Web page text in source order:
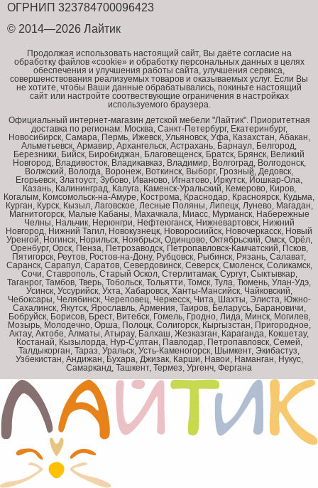
ОГРНИП 323784700096423
© 2014—2026 Лайтик
Продолжая использовать настоящий сайт, Вы даёте согласие на
обработку файлов «cookie» и обработку персональных данных в целях
обеспечения и улучшения работы сайта, улучшения сервиса,
совершенствования реализуемых товаров и оказываемых услуг. Если Вы
не хотите, чтобы Ваши данные обрабатывались, покиньте настоящий
сайт или настройте соотвествующие ограничения в настройках
используемого браузера.
Официальный интернет-магазин детской мебели "Лайтик". Приоритетная
доставка по регионам: Москва, Санкт-Петербург, Екатеринбург,
Новосибирск, Самара, Пермь, Ижевск, Ульяновск, Уфа, Казахстан, Абакан,
Альметьевск, Армавир, Архангельск, Астрахань, Барнаул, Белгород,
Березники, Бийск, Биробиджан, Благовещенск, Братск, Брянск, Великий
Новгород, Владивосток, Владикавказ, Владимир, Волгоград, Волгодонск,
Волжский, Вологда, Воронеж, Воткинск, Выборг, Грозный, Дедовск,
Егорьевск, Златоуст, Зубово, Иваново, Игнатово, Иркутск, Йошкар-Ола,
Казань, Калининград, Калуга, Каменск-Уральский, Кемерово, Киров,
Когалым, Комсомольск-на-Амуре, Кострома, Краснодар, Красноярск, Кудьма,
Курган, Курск, Кызыл, Лаговское, Лесные Поляны, Липецк, Лунево, Магадан,
Магнитогорск, Малые Кабаны, Махачкала, Миасс, Мурманск, Набережные
Челны, Нальчик, Нерюнгри, Нефтеюганск, Нижневартовск, Нижний
Новгород, Нижний Тагил, Новокузнецк, Новоросиийск, Новочеркасск, Новый
Уренгой, Ногинск, Норильск, Ноябрьск, Одинцово, Октябрьский, Омск, Орёл,
Оренбург, Орск, Пенза, Петрозаводск, Петропавловск-Камчатский, Псков,
Пятигорск, Реутов, Ростов-на-Дону, Рубцовск, Рыбинск, Рязань, Салават,
Саранск, Сарапул, Саратов, Севердовинск, Северск, Смоленск, Соликамск,
Сочи, Ставрополь, Старый Оскол, Стерлитамак, Сургут, Сыктывкар,
Таганрог, Тамбов, Тверь, Тобольск, Тольятти, Томск, Тула, Тюмень, Улан-Удэ,
Усинск, Уссурийск, Ухта, Хабаровск, Ханты-Мансийск, Чайковский,
Чебоксары, Челябинск, Череповец, Черкесск, Чита, Шахты, Элиста, Южно-
Сахалинск, Якутск, Ярославль, Армения, Таиров, Беларусь, Барановичи,
Бобруйск, Борисов, Брест, Витебск, Гомель, Гродно, Лида, Минск, Могилев,
Мозырь, Молодечно, Орша, Полоцк, Солигорск, Кыргызстан, Пригородное,
Актау, Актобе, Алматы, Атырау, Балхаш, Жезказган, Караганда, Кокшетау,
Костанай, Кызылорда, Нур-Султан, Павлодар, Петропавловск, Семей,
Талдыкорган, Тараз, Уральск, Усть-Каменогорск, Шымкент, Экибастуз,
Узбекистан, Андижан, Бухара, Джизак, Карши, Навои, Наманган, Нукус,
Самарканд, Ташкент, Термез, Ургенч, Фергана